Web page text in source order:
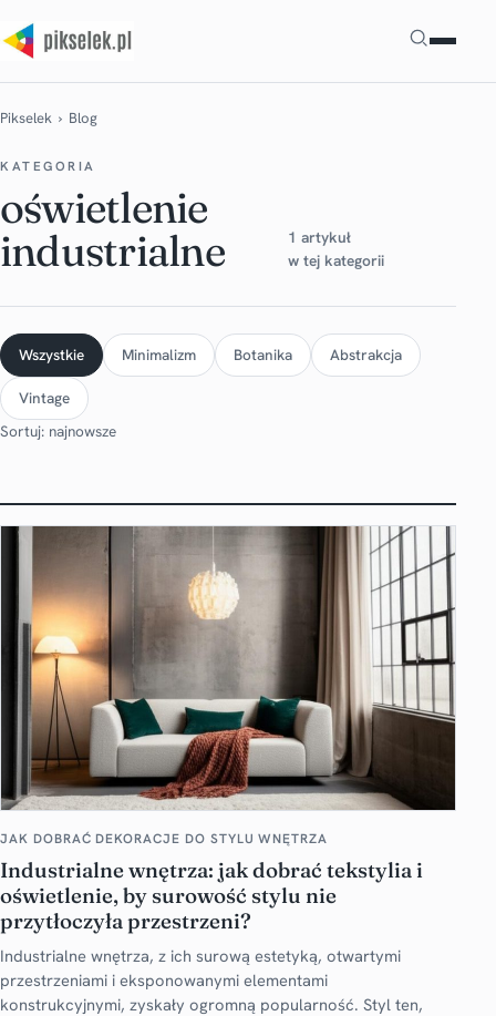
Szukaj
Pikselek › Blog
KATEGORIA
oświetlenie
industrialne
1 artykuł
w tej kategorii
Wszystkie Minimalizm Botanika Abstrakcja
Vintage
Sortuj: najnowsze
JAK DOBRAĆ DEKORACJE DO STYLU WNĘTRZA
Industrialne wnętrza: jak dobrać tekstylia i
oświetlenie, by surowość stylu nie
przytłoczyła przestrzeni?
Industrialne wnętrza, z ich surową estetyką, otwartymi
przestrzeniami i eksponowanymi elementami
konstrukcyjnymi, zyskały ogromną popularność. Styl ten,